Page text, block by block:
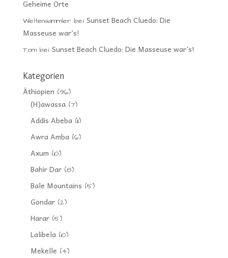
Geheime Orte
Weltensammlerbei Sunset Beach Cluedo: Die
Masseuse war’s!
Tombei Sunset Beach Cluedo: Die Masseuse war’s!
Kategorien
Äthiopien (96)
(H)awassa(7)
Addis Abeba(11)
Awra Amba(6)
Axum (10)
Bahir Dar(8)
Bale Mountains (5)
Gondar(2)
Harar(5)
Lalibela(10)
Mekelle (4)